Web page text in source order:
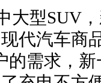
大型SUV
代汽车商
的需求，